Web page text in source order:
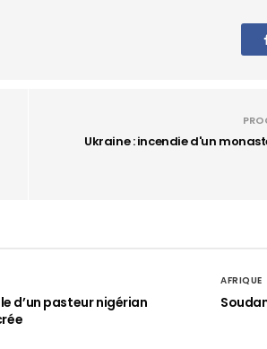
Ukraine : incendie d'un
d’un pasteur nigérian
AFRIQUE